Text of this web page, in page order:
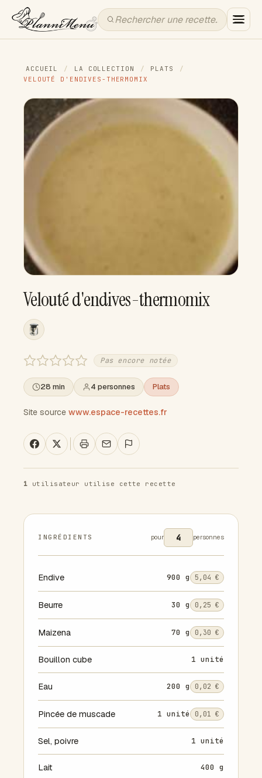
ACCUEIL / LA COLLECTION / PLATS
/
VELOUTÉ D'ENDIVES-THERMOMIX
Velouté d'endives-thermomix
Pas encore notée
28 min 4 personnes Plats
Site source www.espace-recettes.fr
1 utilisateur utilise cette recette
INGRÉDIENTS pour personnes
Endive 900 g 5,04 €
Beurre 30 g 0,25 €
Maizena 70 g 0,30 €
Bouillon cube 1 unité
Eau 200 g 0,02 €
Pincée de muscade 1 unité 0,01 €
Sel, poivre 1 unité
Lait 400 g